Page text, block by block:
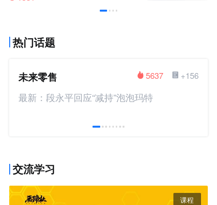
热门话题
未来零售 +156
5637
最新：段永平回应“减持”泡泡玛特
交流学习
课程